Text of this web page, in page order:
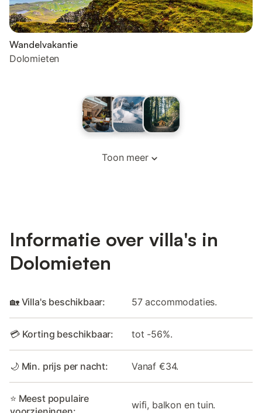
Wandelvakantie
Dolomieten
Toon meer
Informatie over villa's in
Dolomieten
🏡 Villa's beschikbaar: 57 accommodaties.
💳 Korting beschikbaar: tot -56%.
🌙 Min. prijs per nacht: Vanaf €34.
⭐ Meest populaire
wifi, balkon en tuin.